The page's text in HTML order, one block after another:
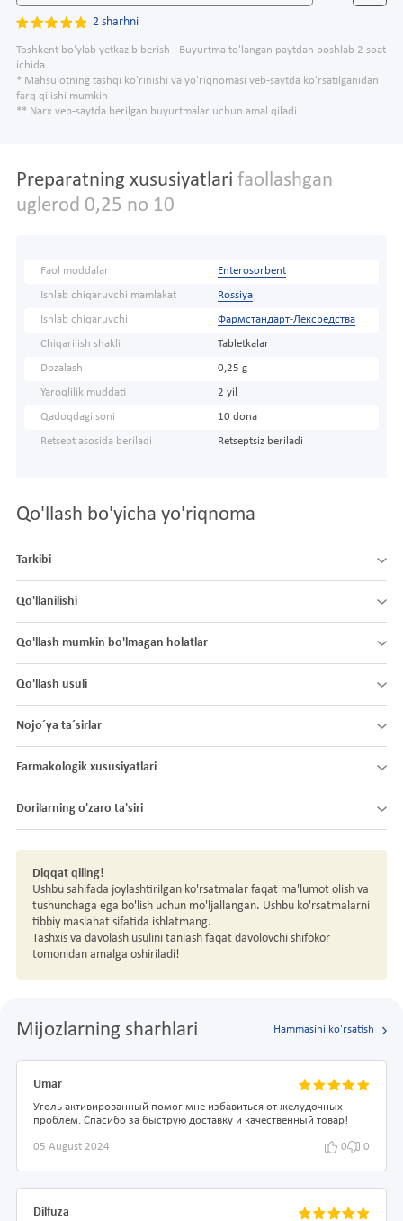
2 sharhni
Toshkent bo'ylab yetkazib berish - Buyurtma to'langan paytdan boshlab 2 soat
ichida.
* Mahsulotning tashqi ko'rinishi va yo'riqnomasi veb-saytda ko'rsatilganidan
farq qilishi mumkin
** Narx veb-saytda berilgan buyurtmalar uchun amal qiladi
Preparatning xususiyatlari faollashgan
uglerod 0,25 no 10
Faol moddalar Enterosorbent
Ishlab chiqaruvchi mamlakat Rossiya
Ishlab chiqaruvchi Фармстандарт-Лексредства
Chiqarilish shakli Tabletkalar
Dozalash 0,25 g
Yaroqlilik muddati 2 yil
Qadoqdagi soni 10 dona
Retsept asosida beriladi Retseptsiz beriladi
Qo'llash bo'yicha yo'riqnoma
Tarkibi
Qo'llanilishi
Qo'llash mumkin bo'lmagan holatlar
Qo'llash usuli
Nojo´ya ta´sirlar
Farmakologik xususiyatlari
Dorilarning o'zaro ta'siri
Diqqat qiling!
Ushbu sahifada joylashtirilgan ko'rsatmalar faqat ma'lumot olish va
tushunchaga ega bo'lish uchun mo'ljallangan. Ushbu ko'rsatmalarni
tibbiy maslahat sifatida ishlatmang.
Tashxis va davolash usulini tanlash faqat davolovchi shifokor
tomonidan amalga oshiriladi!
Mijozlarning sharhlari Hammasini ko'rsatish
Umar
Уголь активированный помог мне избавиться от желудочных
проблем. Спасибо за быструю доставку и качественный товар!
05 August 2024 0 0
Dilfuza